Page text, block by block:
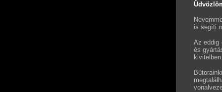
is segíti
Az eddig
és